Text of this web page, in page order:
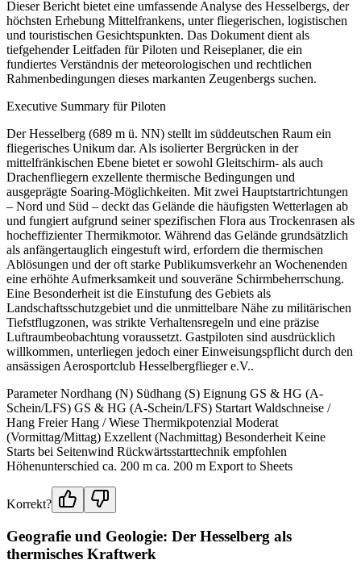
Dieser Bericht bietet eine umfassende Analyse des Hesselbergs, der
höchsten Erhebung Mittelfrankens, unter fliegerischen, logistischen
und touristischen Gesichtspunkten. Das Dokument dient als
tiefgehender Leitfaden für Piloten und Reiseplaner, die ein
fundiertes Verständnis der meteorologischen und rechtlichen
Rahmenbedingungen dieses markanten Zeugenbergs suchen.
Executive Summary für Piloten
Der Hesselberg (689 m ü. NN) stellt im süddeutschen Raum ein
fliegerisches Unikum dar. Als isolierter Bergrücken in der
mittelfränkischen Ebene bietet er sowohl Gleitschirm- als auch
Drachenfliegern exzellente thermische Bedingungen und
ausgeprägte Soaring-Möglichkeiten. Mit zwei Hauptstartrichtungen
– Nord und Süd – deckt das Gelände die häufigsten Wetterlagen ab
und fungiert aufgrund seiner spezifischen Flora aus Trockenrasen als
hocheffizienter Thermikmotor. Während das Gelände grundsätzlich
als anfängertauglich eingestuft wird, erfordern die thermischen
Ablösungen und der oft starke Publikumsverkehr an Wochenenden
eine erhöhte Aufmerksamkeit und souveräne Schirmbeherrschung.
Eine Besonderheit ist die Einstufung des Gebiets als
Landschaftsschutzgebiet und die unmittelbare Nähe zu militärischen
Tiefstflugzonen, was strikte Verhaltensregeln und eine präzise
Luftraumbeobachtung voraussetzt. Gastpiloten sind ausdrücklich
willkommen, unterliegen jedoch einer Einweisungspflicht durch den
ansässigen Aerosportclub Hesselbergflieger e.V..
Parameter Nordhang (N) Südhang (S) Eignung GS & HG (A-
Schein/LFS) GS & HG (A-Schein/LFS) Startart Waldschneise /
Hang Freier Hang / Wiese Thermikpotenzial Moderat
(Vormittag/Mittag) Exzellent (Nachmittag) Besonderheit Keine
Starts bei Seitenwind Rückwärtsstarttechnik empfohlen
Höhenunterschied ca. 200 m ca. 200 m Export to Sheets
Korrekt?
Geografie und Geologie: Der Hesselberg als
thermisches Kraftwerk